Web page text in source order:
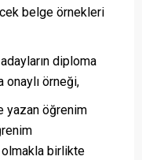
belge örnekleri
diploma
örneği,
yazan öğrenim
olmakla birlikte